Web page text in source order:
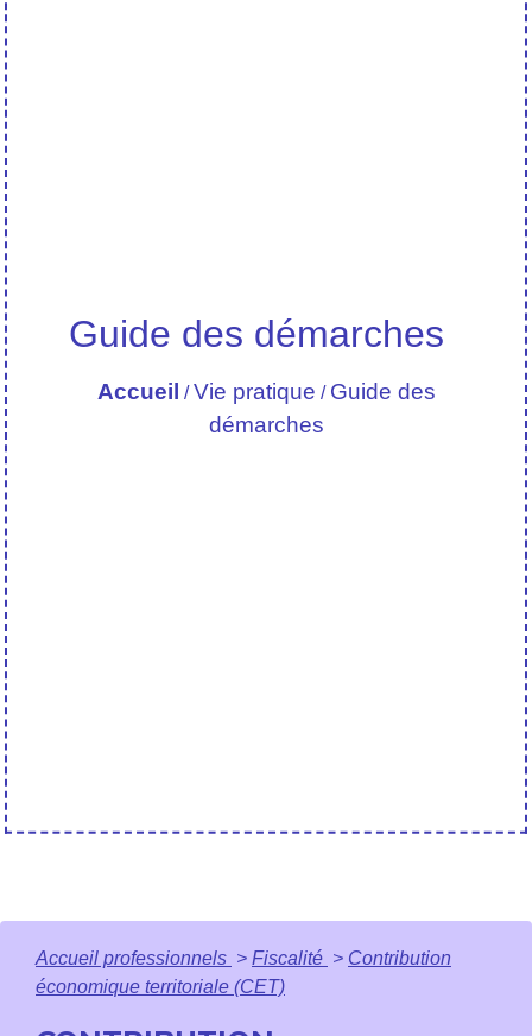
Guide des démarches
Accueil /Vie pratique / Guide des
démarches
Accueil professionnels > Fiscalité > Contribution
économique territoriale (CET)